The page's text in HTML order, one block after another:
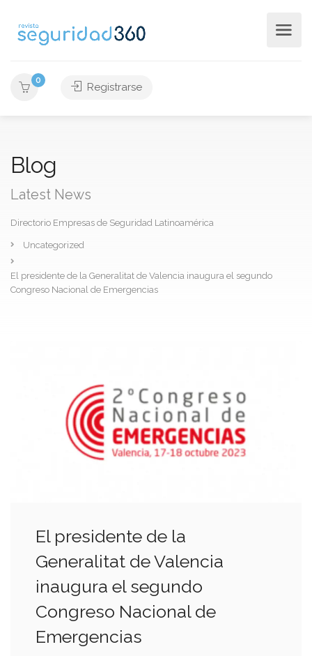
0
Registrarse
Blog
Latest News
Directorio Empresas de Seguridad Latinoamérica
Uncategorized
El presidente de la Generalitat de Valencia inaugura el segundo
Congreso Nacional de Emergencias
El presidente de la
Generalitat de Valencia
inaugura el segundo
Congreso Nacional de
Emergencias